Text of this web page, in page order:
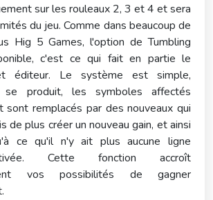
sur les rouleaux 2, 3 et 4 et sera
du jeu. Comme dans beaucoup de
Hig 5 Games, l'option de Tumbling
c'est ce qui fait en partie le
éditeur. Le système est simple,
se produit, les symboles affectés
sont remplacés par des nouveaux qui
de plus créer un nouveau gain, et ainsi
ce qu'il n'y ait plus aucune ligne
Cette fonction accroît
vos possibilités de gagner